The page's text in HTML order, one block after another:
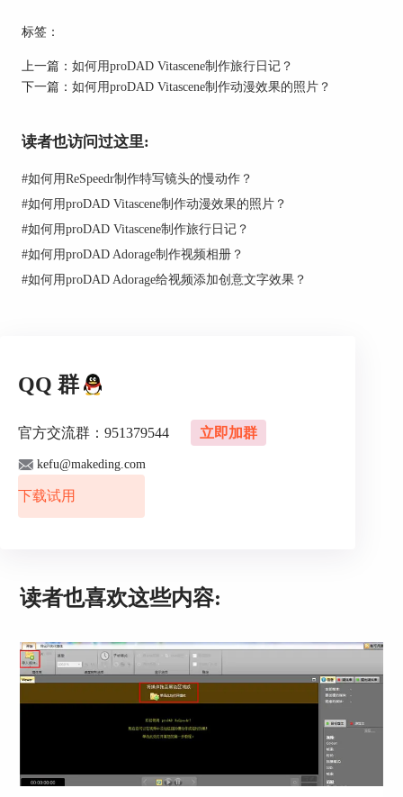
图2：选择目标滤镜
2、导入视频素材
确定好遮罩效果后，点击右下角处理步骤中的视频
A，进入视频A的效果设置界面。在来源处的下拉
图3：视频A的效果设置
点击后，弹出导入对话框，选择目标视频素材，直
接导入即可。
标签：
上一篇： 如何用proDAD Vitascene制作旅行日记？
下一篇： 如何用proDAD Vitascene制作动漫效果的照片？
读者也访问过这里:
#如何用ReSpeedr制作特写镜头的慢动作？
#如何用proDAD Vitascene制作动漫效果的照片？
#如何用proDAD Vitascene制作旅行日记？
#如何用proDAD Adorage制作视频相册？
#如何用proDAD Adorage给视频添加创意文字效果？
QQ 群
官方交流群：951379544 立即加群
kefu@makeding.com
下载试用
读者也喜欢这些内容: